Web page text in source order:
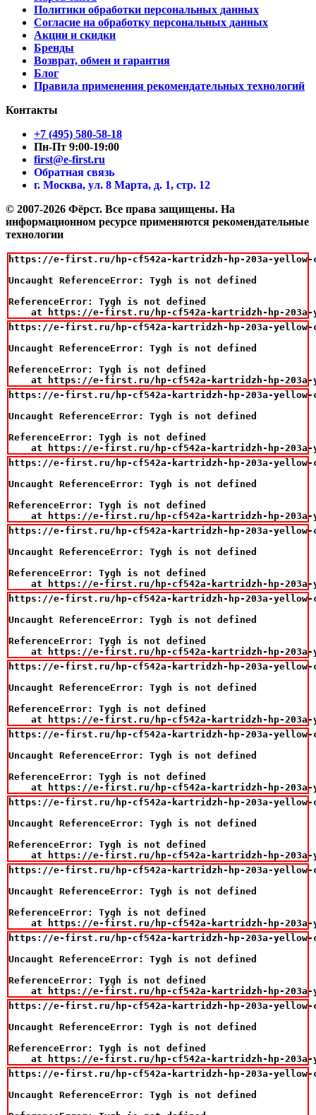
Политики обработки персональных данных
Согласие на обработку персональных данных
Акции и скидки
Бренды
Возврат, обмен и гарантия
Блог
Правила применения рекомендательных технологий
Контакты
+7 (495) 580-58-18
Пн-Пт 9:00-19:00
first@e-first.ru
Обратная связь
г. Москва, ул. 8 Марта, д. 1, стр. 12
© 2007-2026 Фёрст. Все права защищены. На
информационном ресурсе применяются рекомендательные
технологии
https://e-first.ru/hp-cf542a-kartridzh-hp-203a-yellow-
Uncaught ReferenceError: Tygh is not defined
ReferenceError: Tygh is not defined
at https://e-first.ru/hp-cf542a-kartridzh-hp-
https://e-first.ru/hp-cf542a-kartridzh-hp-203a-yellow-
Uncaught ReferenceError: Tygh is not defined
ReferenceError: Tygh is not defined
at https://e-first.ru/hp-cf542a-kartridzh-hp-
https://e-first.ru/hp-cf542a-kartridzh-hp-203a-yellow-
Uncaught ReferenceError: Tygh is not defined
ReferenceError: Tygh is not defined
at https://e-first.ru/hp-cf542a-kartridzh-hp-
https://e-first.ru/hp-cf542a-kartridzh-hp-203a-yellow-
Uncaught ReferenceError: Tygh is not defined
ReferenceError: Tygh is not defined
at https://e-first.ru/hp-cf542a-kartridzh-hp-
https://e-first.ru/hp-cf542a-kartridzh-hp-203a-yellow-
Uncaught ReferenceError: Tygh is not defined
ReferenceError: Tygh is not defined
at https://e-first.ru/hp-cf542a-kartridzh-hp-
https://e-first.ru/hp-cf542a-kartridzh-hp-203a-yellow-
Uncaught ReferenceError: Tygh is not defined
ReferenceError: Tygh is not defined
at https://e-first.ru/hp-cf542a-kartridzh-hp-
https://e-first.ru/hp-cf542a-kartridzh-hp-203a-yellow-
Uncaught ReferenceError: Tygh is not defined
ReferenceError: Tygh is not defined
at https://e-first.ru/hp-cf542a-kartridzh-hp-
https://e-first.ru/hp-cf542a-kartridzh-hp-203a-yellow-
Uncaught ReferenceError: Tygh is not defined
ReferenceError: Tygh is not defined
at https://e-first.ru/hp-cf542a-kartridzh-hp-
https://e-first.ru/hp-cf542a-kartridzh-hp-203a-yellow-
Uncaught ReferenceError: Tygh is not defined
ReferenceError: Tygh is not defined
at https://e-first.ru/hp-cf542a-kartridzh-hp-
https://e-first.ru/hp-cf542a-kartridzh-hp-203a-yellow-
Uncaught ReferenceError: Tygh is not defined
ReferenceError: Tygh is not defined
at https://e-first.ru/hp-cf542a-kartridzh-hp-
https://e-first.ru/hp-cf542a-kartridzh-hp-203a-yellow-
Uncaught ReferenceError: Tygh is not defined
ReferenceError: Tygh is not defined
at https://e-first.ru/hp-cf542a-kartridzh-hp-
https://e-first.ru/hp-cf542a-kartridzh-hp-203a-yellow-
Uncaught ReferenceError: Tygh is not defined
ReferenceError: Tygh is not defined
at https://e-first.ru/hp-cf542a-kartridzh-hp-
https://e-first.ru/hp-cf542a-kartridzh-hp-203a-yellow-
Uncaught ReferenceError: Tygh is not defined